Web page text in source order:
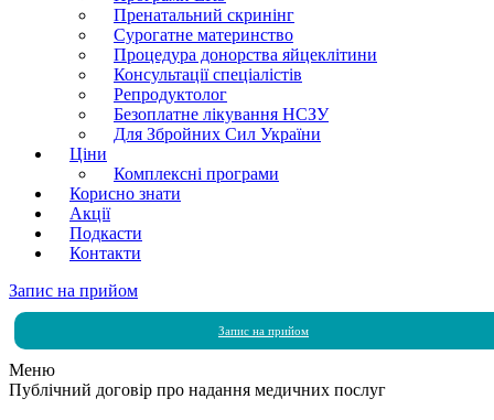
Пренатальний скринінг
Сурогатне материнство
Процедура донорства яйцеклітини
Консультації спеціалістів
Репродуктолог
Безоплатне лікування НСЗУ
Для Збройних Сил України
Ціни
Комплексні програми
Корисно знати
Акції
Подкасти
Контакти
Запис на прийом
Запис на прийом
Меню
Публічний договір про надання медичних послуг